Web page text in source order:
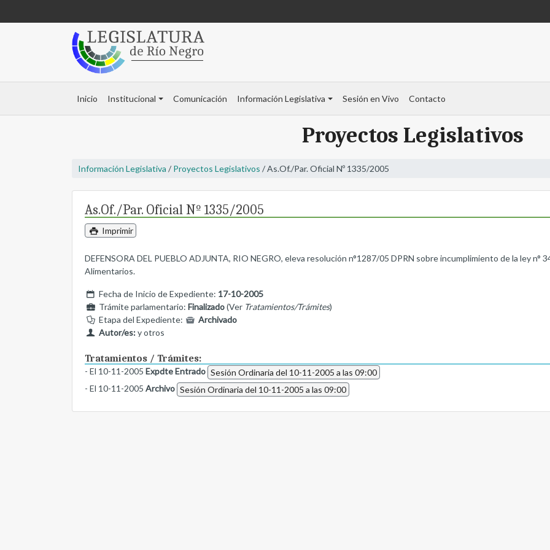
Inicio Institucional Comunicación Información Legislativa Sesión en Vivo Contacto
Proyectos Legislativos
Información Legislativa / Proyectos Legislativos / As.Of./Par. Oficial Nº 1335/2005
As.Of./Par. Oficial Nº 1335/2005
Imprimir
DEFENSORA DEL PUEBLO ADJUNTA, RIO NEGRO, eleva resolución n°1287/05 DPRN sobre incumplimiento de la ley n°
Alimentarios.
Fecha de Inicio de Expediente: 17-10-2005
Trámite parlamentario: Finalizado(Ver Tratamientos/Trámites)
Etapa del Expediente:
Archivado
Autor/es:y otros
Tratamientos / Trámites:
- El 10-11-2005 Expdte Entrado Sesión Ordinaria del 10-11-2005 a las 09:00
- El 10-11-2005 Archivo Sesión Ordinaria del 10-11-2005 a las 09:00